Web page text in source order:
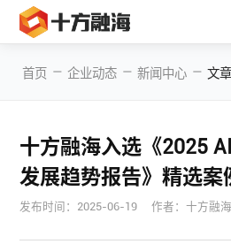
首页 — 企业动态 — 新闻中心 — 文
十方融海入选《2025
发展趋势报告》精选案
发布时间： 2025-06-19 作者：十方融海